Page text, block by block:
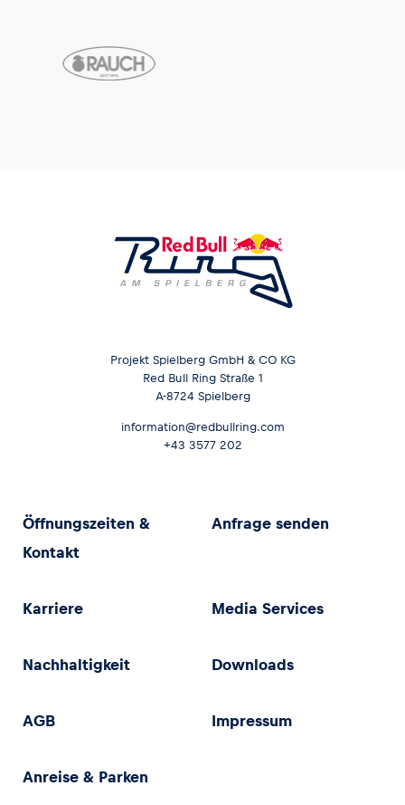
Projekt Spielberg GmbH & CO KG
Red Bull Ring Straße 1
A-8724 Spielberg
information@redbullring.com
+43 3577 202
Öffnungszeiten &
Kontakt
Anfrage senden
Karriere Media Services
Nachhaltigkeit Downloads
AGB Impressum
Anreise & Parken